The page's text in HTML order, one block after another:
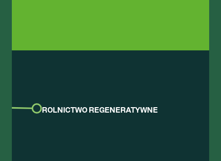
ROLNICTWO REGENERATYWNE